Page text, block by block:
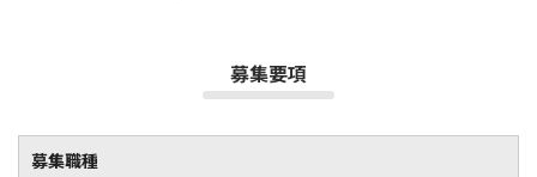
募集要項
募集職種